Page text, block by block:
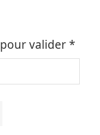
pour valider*